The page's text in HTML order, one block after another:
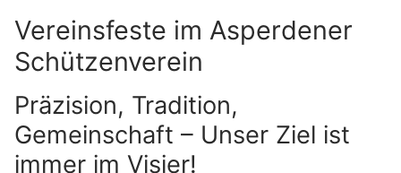
Vereinsfeste im Asperdener
Schützenverein
Präzision, Tradition,
Gemeinschaft – Unser Ziel ist
immer im Visier!